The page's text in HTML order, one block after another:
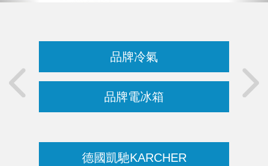
品牌冷氣
品牌電冰箱
德國凱馳KARCHER